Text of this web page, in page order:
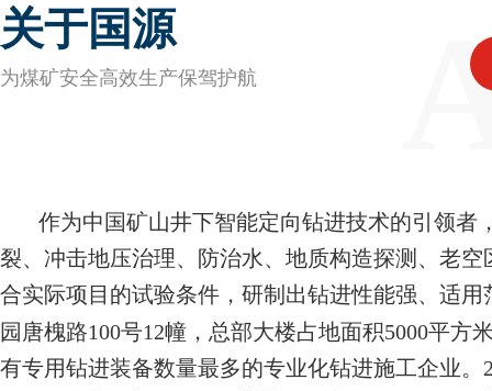
关于国源
为煤矿安全高效生产保驾护航
作为中国矿山井下智能定向钻进技术的引领者
裂、冲击地压治理、防治水、地质构造探测、老
合实际项目的试验条件，研制出钻进性能强、适
园唐槐路100号12幢，总部大楼占地面积5000平
有专用钻进装备数量最多的专业化钻进施工企业。